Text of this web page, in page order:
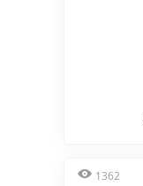
1362